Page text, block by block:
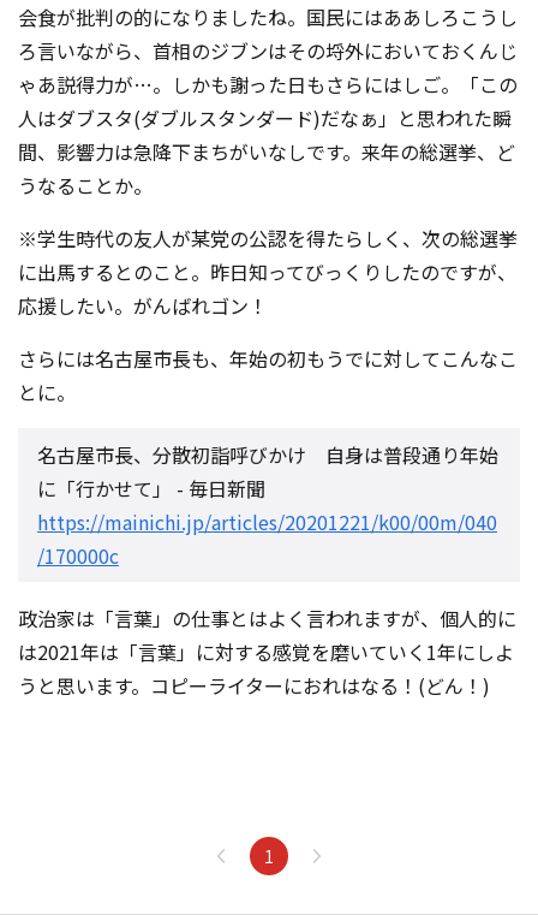
会食が批判の的になりましたね。国民にはああしろこうし
ろ言いながら、首相のジブンはその埒外においておくんじ
ゃあ説得力が…。しかも謝った日もさらにはしご。「この
人はダブスタ(ダブルスタンダード)だなぁ」と思われた瞬
間、影響力は急降下まちがいなしです。来年の総選挙、ど
うなることか。
※学生時代の友人が某党の公認を得たらしく、次の総選挙
に出馬するとのこと。昨日知ってびっくりしたのですが、
応援したい。がんばれゴン！
さらには名古屋市長も、年始の初もうでに対してこんなこ
とに。
名古屋市長、分散初詣呼びかけ 自身は普段通り年始
に「行かせて」 - 毎日新聞
https://mainichi.jp/articles/20201221/k00/00m/040
/170000c
政治家は「言葉」の仕事とはよく言われますが、個人的に
は2021年は「言葉」に対する感覚を磨いていく1年にしよ
うと思います。コピーライターにおれはなる！(どん！)
1